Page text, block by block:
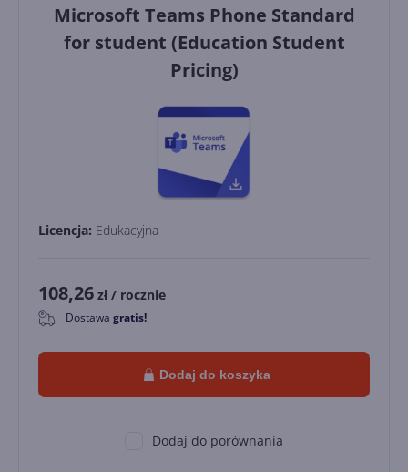
Microsoft Teams Phone Standard
for student (Education Student
Pricing)
Licencja: Edukacyjna
108,26 zł / rocznie
0 Dostawa gratis!
Dodaj do koszyka
Dodaj do porównania